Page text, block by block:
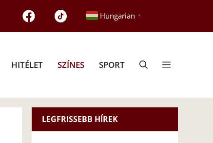
Hungarian ▼
HITÉLET SZÍNES SPORT
LEGFRISSEBB HÍREK